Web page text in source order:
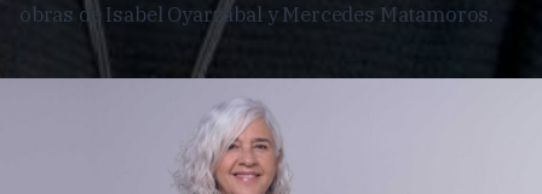
obras de Isabel Oyarzábal y Mercedes Matamoros.